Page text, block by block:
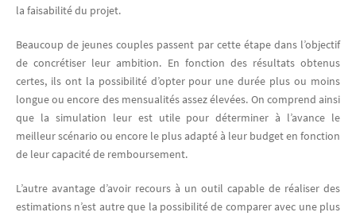
la faisabilité du projet.
Beaucoup de jeunes couples passent par cette étape dans l’objectif
de concrétiser leur ambition. En fonction des résultats obtenus
certes, ils ont la possibilité d’opter pour une durée plus ou moins
longue ou encore des mensualités assez élevées. On comprend ainsi
que la simulation leur est utile pour déterminer à l’avance le
meilleur scénario ou encore le plus adapté à leur budget en fonction
de leur capacité de remboursement.
L’autre avantage d’avoir recours à un outil capable de réaliser des
estimations n’est autre que la possibilité de comparer avec une plus